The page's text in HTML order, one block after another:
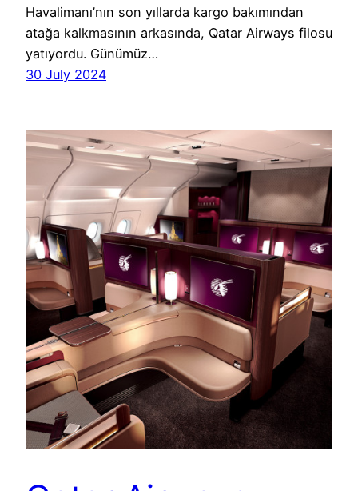
Havalimanı’nın son yıllarda kargo bakımından
atağa kalkmasının arkasında, Qatar Airways filosu
yatıyordu. Günümüz…
30 July 2024